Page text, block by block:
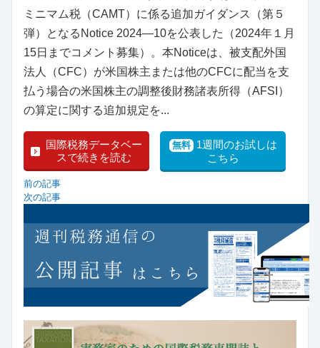
ミニマム税（CAMT）に係る追加ガイダンス（第５
弾）となるNotice 2024―10を公表した（2024年１月
15日までコメント募集）。本Noticeは、被支配外国
法人（CFC）が米国株主または他のCFCに配当を支
払う場合の米国株主の調整後財務諸表所得（AFSI）
の算定に関する追加規定を...
国際税務データベー
スで続きを読む
無料 1週間のお試しは
こちら
前の記事
次の記事